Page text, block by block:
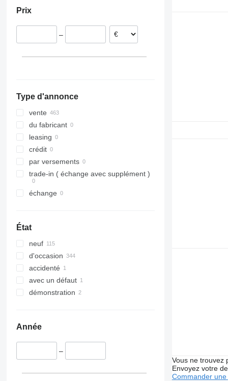
TravegoRoumanie
Belgique
Prix
–
Type d'annonce
vente
du fabricant
leasing
crédit
par versements
trade-in ( échange avec supplément )
échange
État
neuf
d'occasion
accidenté
avec un défaut
démonstration
Année
–
Vous ne trouvez
Envoyez votre
Commander